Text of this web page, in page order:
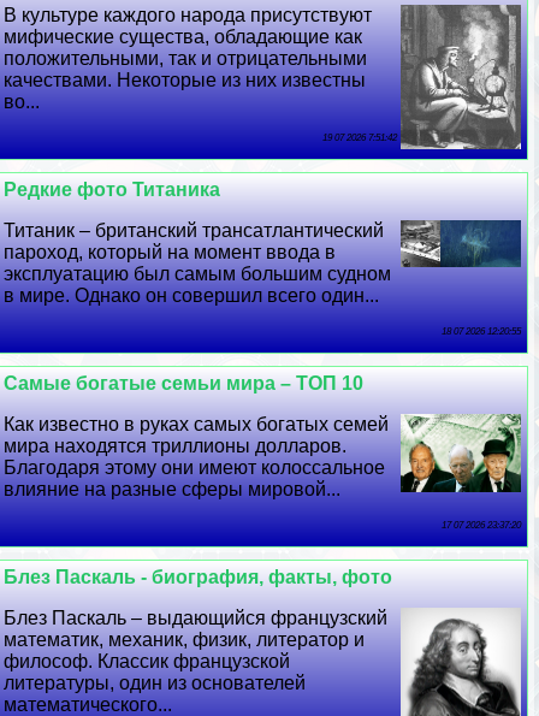
В культуре каждого народа присутствуют
мифические существа, обладающие как
положительными, так и отрицательными
качествами. Некоторые из них известны
во...
19 07 2026 7:51:42
Редкие фото Титаника
Титаник – британский трaнcатлантический
пароход, который на момент ввода в
эксплуатацию был самым большим судном
в мире. Однако он совершил всего один...
18 07 2026 12:20:55
Самые богатые семьи мира – ТОП 10
Как известно в руках самых богатых семей
мира находятся триллионы долларов.
Благодаря этому они имеют колоссальное
влияние на разные сферы мировой...
17 07 2026 23:37:20
Блез Паскаль - биография, факты, фото
Блез Паскаль – выдающийся французский
математик, механик, физик, литератор и
философ. Классик французской
литературы, один из основателей
математического...